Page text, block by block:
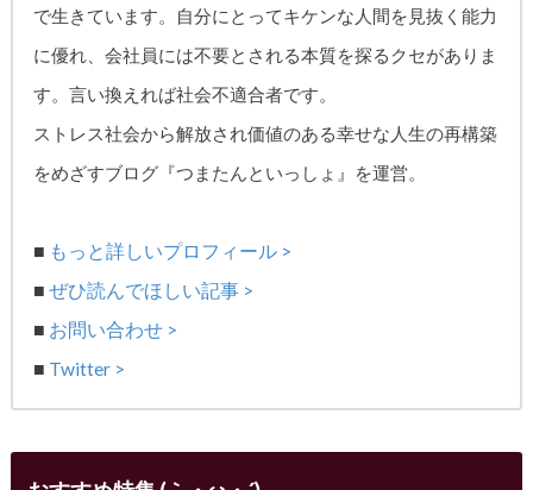
で生きています。自分にとってキケンな人間を見抜く能力
に優れ、会社員には不要とされる本質を探るクセがありま
す。言い換えれば社会不適合者です。
ストレス社会から解放され価値のある幸せな人生の再構築
をめざすブログ『つまたんといっしょ』を運営。
■ もっと詳しいプロフィール >
■ぜひ読んでほしい記事 >
■ お問い合わせ >
■ Twitter >